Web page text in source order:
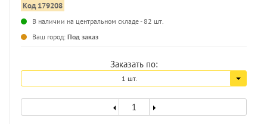
Код 179208
В наличии на центральном складе - 82 шт.
Ваш город: Под заказ
Заказать по:
1 шт.